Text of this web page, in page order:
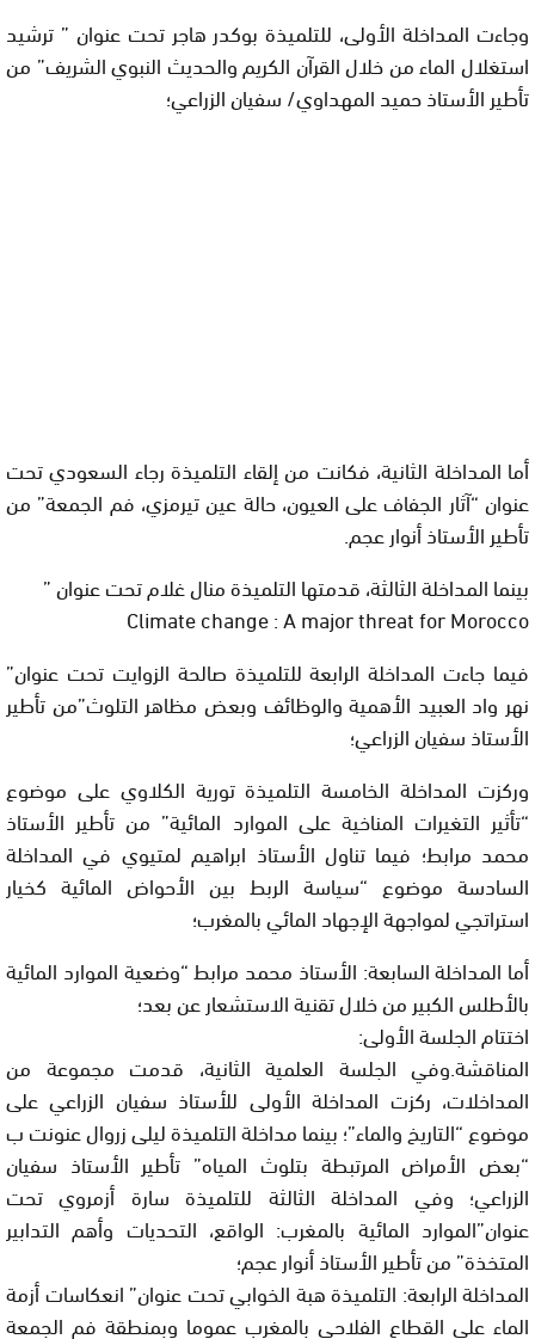
وجاءت المداخلة الأولى، للتلميذة بوكدر هاجر تحت عنوان ” ترشيد
استغلال الماء من خلال القرآن الكريم والحديث النبوي الشريف” من
تأطير الأستاذ حميد المهداوي/ سفيان الزراعي؛
أما المداخلة الثانية، فكانت من إلقاء التلميذة رجاء السعودي تحت
عنوان “آثار الجفاف على العيون، حالة عين تيرمزي، فم الجمعة” من
تأطير الأستاذ أنوار عجم.
بينما المداخلة الثالثة، قدمتها التلميذة منال غلام تحت عنوان ”
Climate change : A major threat for Morocco
فيما جاءت المداخلة الرابعة للتلميذة صالحة الزوايت تحت عنوان”
نهر واد العبيد الأهمية والوظائف وبعض مظاهر التلوث”من تأطير
الأستاذ سفيان الزراعي؛
وركزت المداخلة الخامسة التلميذة تورية الكلاوي على موضوع
“تأثير التغيرات المناخية على الموارد المائية” من تأطير الأستاذ
محمد مرابط؛ فيما تناول الأستاذ ابراهيم لمتيوي في المداخلة
السادسة موضوع “سياسة الربط بين الأحواض المائية كخيار
استراتجي لمواجهة الإجهاد المائي بالمغرب؛
أما المداخلة السابعة: الأستاذ محمد مرابط “وضعية الموارد المائية
بالأطلس الكبير من خلال تقنية الاستشعار عن بعد؛
اختتام الجلسة الأولى:
المناقشة.وفي الجلسة العلمية الثانية، قدمت مجموعة من
المداخلات، ركزت المداخلة الأولى للأستاذ سفيان الزراعي على
موضوع “التاريخ والماء”؛ بينما مداخلة التلميذة ليلى زروال عنونت ب
“بعض الأمراض المرتبطة بتلوث المياه” تأطير الأستاذ سفيان
الزراعي؛ وفي المداخلة الثالثة للتلميذة سارة أزمروي تحت
عنوان”الموارد المائية بالمغرب: الواقع، التحديات وأهم التدابير
المتخذة” من تأطير الأستاذ أنوار عجم؛
المداخلة الرابعة: التلميذة هبة الخوابي تحت عنوان” انعكاسات أزمة
الماء على القطاع الفلاحي بالمغرب عموما وبمنطقة فم الجمعة